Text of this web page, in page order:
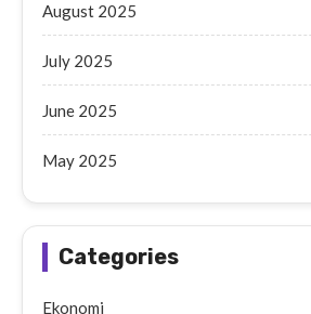
August 2025
July 2025
June 2025
May 2025
Categories
Ekonomi